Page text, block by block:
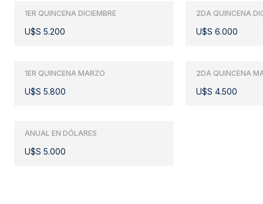
1ER QUINCENA DICIEMBRE
U$S 5.200
2DA QUINCENA
U$S 6.000
1ER QUINCENA MARZO
U$S 5.800
2DA QUINCENA
U$S 4.500
ANUAL EN DÓLARES
U$S 5.000